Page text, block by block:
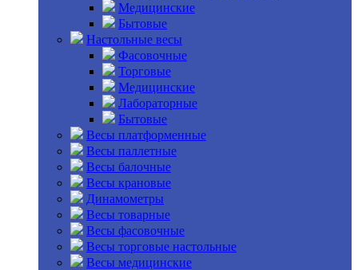
Медицинские
Бытовые
Настольные весы
Фасовочные
Торговые
Медицинские
Лабораторные
Бытовые
Весы платформенные
Весы паллетные
Весы балочные
Весы крановые
Динамометры
Весы товарные
Весы фасовочные
Весы торговые настольные
Весы медицинские